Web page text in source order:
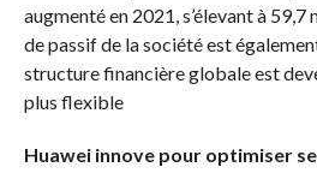
augmenté en 2021, s’élevant à
de passif de la société est
structure financière globale est
plus flexible
Huawei innove pour optimiser